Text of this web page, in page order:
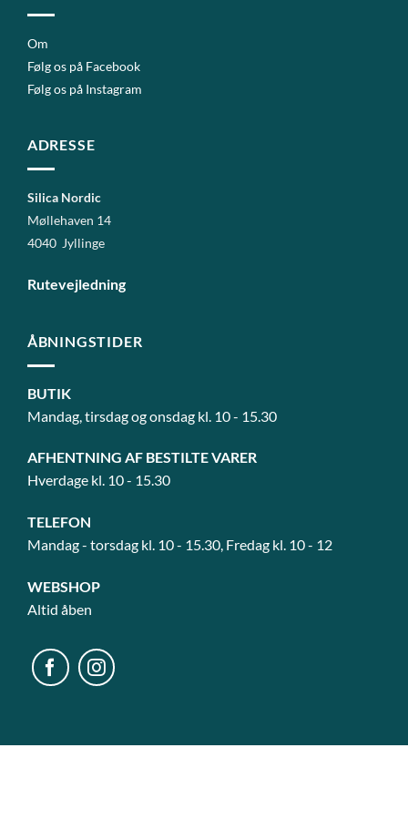
Om
Følg os på Facebook
Følg os på Instagram
ADRESSE
Silica Nordic
Møllehaven 14
4040 Jyllinge
Rutevejledning
ÅBNINGSTIDER
BUTIK
Mandag, tirsdag og onsdag kl. 10 - 15.30
AFHENTNING AF BESTILTE VARER
Hverdage kl. 10 - 15.30
TELEFON
Mandag - torsdag kl. 10 - 15.30, Fredag kl. 10 - 12
WEBSHOP
Altid åben